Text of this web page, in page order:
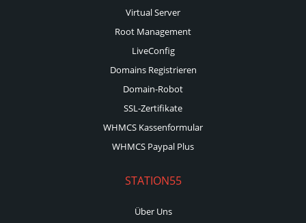
Virtual Server
Root Management
LiveConfig
Domains Registrieren
Domain-Robot
SSL-Zertifikate
WHMCS Kassenformular
WHMCS Paypal Plus
STATION55
Über Uns